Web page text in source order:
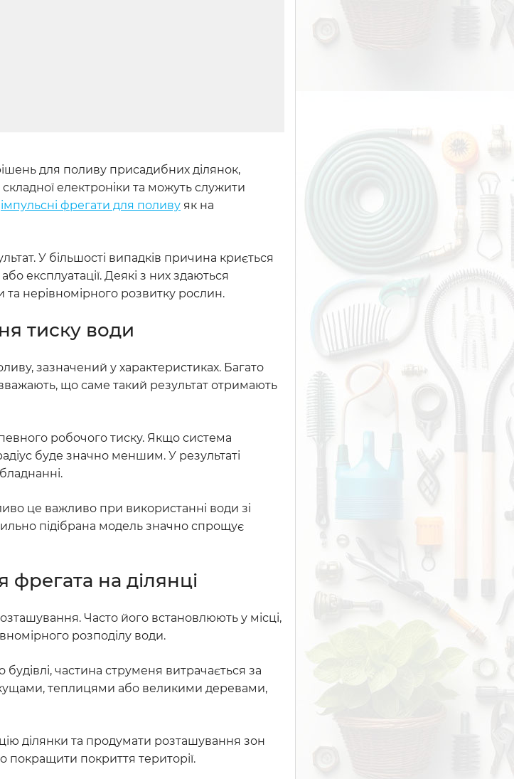
для поливу присадибних ділянок,
електроніки та можуть служити
імпульсні фрегати для поливу як на
У більшості випадків причина криється
експлуатації. Деякі з них здаються
нерівномірного розвитку рослин.
тиску води
зазначений у характеристиках. Багато
що саме такий результат отримають
робочого тиску. Якщо система
буде значно меншим. У результаті
це важливо при використанні води зі
підібрана модель значно спрощує
на ділянці
Часто його встановлюють у місці,
розподілу води.
частина струменя витрачається за
кущами, теплицями або великими деревами,
ділянки та продумати розташування зон
покращити покриття території.